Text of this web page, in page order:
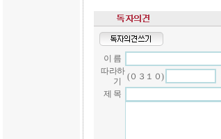
이 름
따라하
기
(０３１０)
제 목